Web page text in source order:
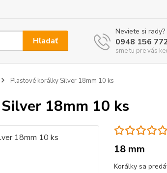
Hľadať
Neviete si
0948 156
sme tu pre vás
Plastové korálky Silver 18mm 10 ks
18mm 10 ks
18 mm
Korálky sa